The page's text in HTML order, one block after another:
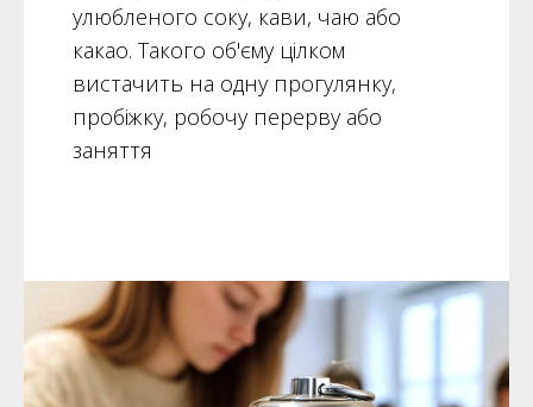
улюбленого соку, кави, чаю або
какао. Такого об'єму цілком
вистачить на одну прогулянку,
пробіжку, робочу перерву або
заняття